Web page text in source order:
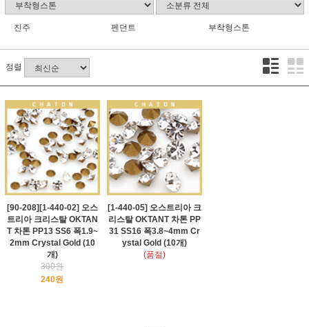
진주 펜던트 부착형스톤
정렬
[90-208][1-440-02] 오스
트리아 크리스탈 OKTAN
T 차톤 PP13 SS6 폭1.9~
2mm Crystal Gold (10
개)
300원
240원
[1-440-05] 오스트리아 크
리스탈 OKTANT 차톤 PP
31 SS16 폭3.8~4mm Cr
ystal Gold (10개)
(품절)